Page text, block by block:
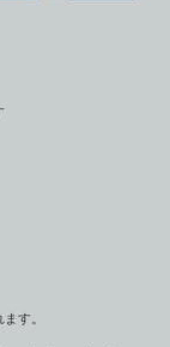
す。